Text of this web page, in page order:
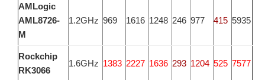
AMLogic
AML8726-
M
1.2GHz 969 1616 1248 246 977 415 5935
Rockchip
RK3066
1.6GHz 1383 2227 1636 293 1204 525 7577